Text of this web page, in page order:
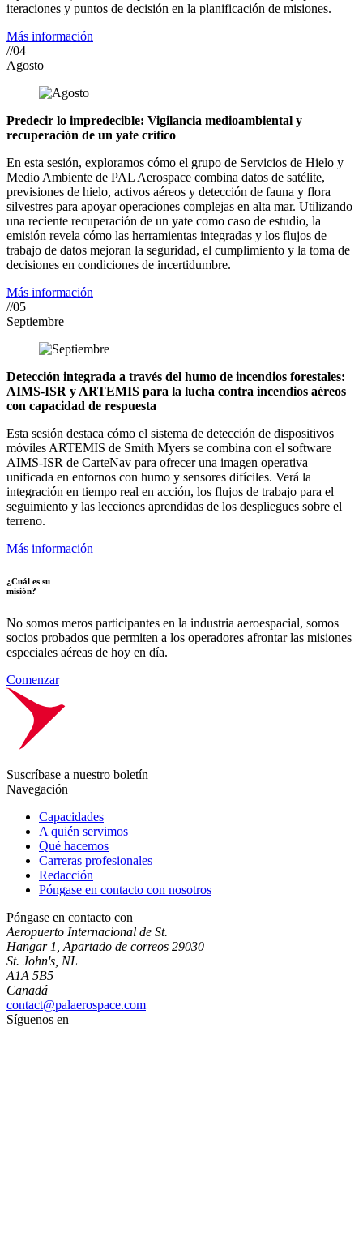
iteraciones y puntos de decisión en la planificación de misiones.
Más información
//04
Agosto
Predecir lo impredecible: Vigilancia medioambiental y
recuperación de un yate crítico
En esta sesión, exploramos cómo el grupo de Servicios de Hielo y
Medio Ambiente de PAL Aerospace combina datos de satélite,
previsiones de hielo, activos aéreos y detección de fauna y flora
silvestres para apoyar operaciones complejas en alta mar. Utilizando
una reciente recuperación de un yate como caso de estudio, la
emisión revela cómo las herramientas integradas y los flujos de
trabajo de datos mejoran la seguridad, el cumplimiento y la toma de
decisiones en condiciones de incertidumbre.
Más información
//05
Septiembre
Detección integrada a través del humo de incendios forestales:
AIMS-ISR y ARTEMIS para la lucha contra incendios aéreos
con capacidad de respuesta
Esta sesión destaca cómo el sistema de detección de dispositivos
móviles ARTEMIS de Smith Myers se combina con el software
AIMS-ISR de CarteNav para ofrecer una imagen operativa
unificada en entornos con humo y sensores difíciles. Verá la
integración en tiempo real en acción, los flujos de trabajo para el
seguimiento y las lecciones aprendidas de los despliegues sobre el
terreno.
Más información
¿Cuál es su
misión?
No somos meros participantes en la industria aeroespacial, somos
socios probados que permiten a los operadores afrontar las misiones
especiales aéreas de hoy en día.
Comenzar
Suscríbase a nuestro boletín
Navegación
Capacidades
A quién servimos
Qué hacemos
Carreras profesionales
Redacción
Póngase en contacto con nosotros
Póngase en contacto con
Aeropuerto Internacional de St.
Hangar 1, Apartado de correos 29030
St. John's, NL
A1A 5B5
Canadá
contact@palaerospace.com
Síguenos en